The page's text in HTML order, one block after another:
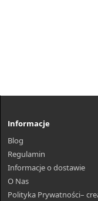
Informacje
Blog
Regulamin
Informacje o dostawie
O Nas
Polityka Prywatności–